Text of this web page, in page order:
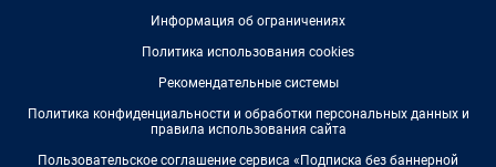
Информация об ограничениях
Политика использования cookies
Рекомендательные системы
Политика конфиденциальности и обработки персональных данных и
правила использования сайта
Пользовательское соглашение сервиса «Подписка без баннерной